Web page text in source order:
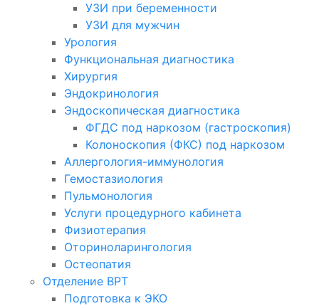
УЗИ при беременности
УЗИ для мужчин
Урология
Функциональная диагностика
Хирургия
Эндокринология
Эндоскопическая диагностика
ФГДС под наркозом (гастроскопия)
Колоноскопия (ФКС) под наркозом
Аллергология-иммунология
Гемостазиология
Пульмонология
Услуги процедурного кабинета
Физиотерапия
Оториноларингология
Остеопатия
Отделение ВРТ
Подготовка к ЭКО